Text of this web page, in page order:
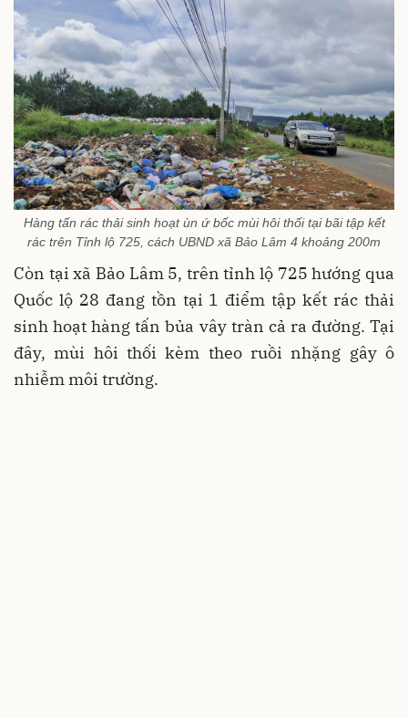
Hàng tấn rác thải sinh hoạt ùn ứ bốc mùi hôi thối tại bãi tập kết
rác trên Tỉnh lộ 725, cách UBND xã Bảo Lâm 4 khoảng 200m
Còn tại xã Bảo Lâm 5, trên tỉnh lộ 725 hướng qua
Quốc lộ 28 đang tồn tại 1 điểm tập kết rác thải
sinh hoạt hàng tấn bủa vây tràn cả ra đường. Tại
đây, mùi hôi thối kèm theo ruồi nhặng gây ô
nhiễm môi trường.